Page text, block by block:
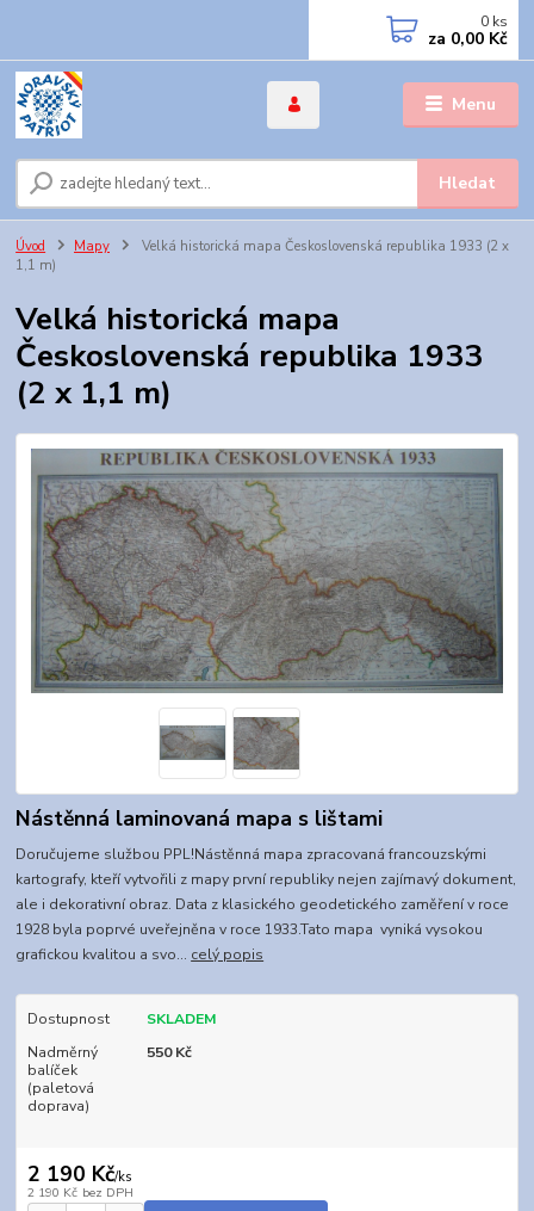
Menu
Hledat
0 ks
za 0,00 Kč
Úvod Mapy
Velká historická mapa Československá republika 1933 (2 x
1,1 m)
Velká historická mapa
Československá republika 1933
(2 x 1,1 m)
Nástěnná laminovaná mapa s lištami
Doručujeme službou PPL!Nástěnná mapa zpracovaná francouzskými
kartografy, kteří vytvořili z mapy první republiky nejen zajímavý dokument,
ale i dekorativní obraz. Data z klasického geodetického zaměření v roce
1928 byla poprvé uveřejněna v roce 1933.Tato mapa vyniká vysokou
grafickou kvalitou a svo... celý popis
Dostupnost
SKLADEM
Nadměrný
balíček
(paletová
doprava)
550 Kč
2 190 Kč/ks
2 190 Kč bez DPH